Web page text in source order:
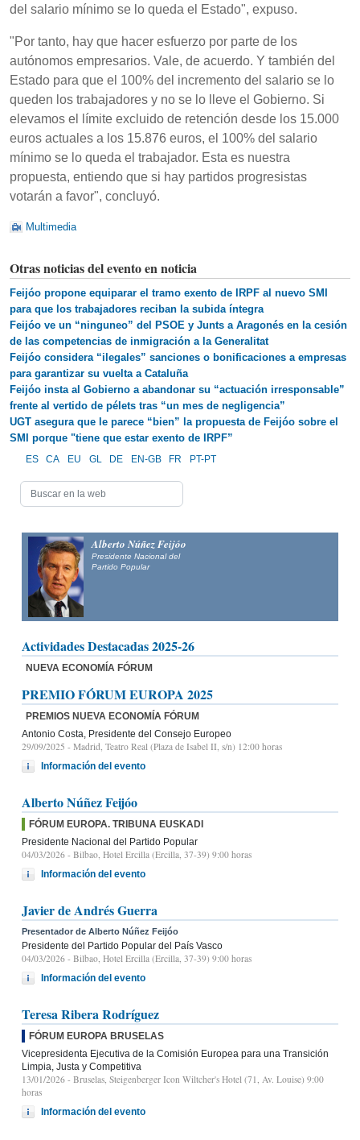
del salario mínimo se lo queda el Estado", expuso.
"Por tanto, hay que hacer esfuerzo por parte de los
autónomos empresarios. Vale, de acuerdo. Y también del
Estado para que el 100% del incremento del salario se lo
queden los trabajadores y no se lo lleve el Gobierno. Si
elevamos el límite excluido de retención desde los 15.000
euros actuales a los 15.876 euros, el 100% del salario
mínimo se lo queda el trabajador. Esta es nuestra
propuesta, entiendo que si hay partidos progresistas
votarán a favor", concluyó.
Multimedia
Otras noticias del evento en noticia
Feijóo propone equiparar el tramo exento de IRPF al nuevo SMI
para que los trabajadores reciban la subida íntegra
Feijóo ve un “ninguneo” del PSOE y Junts a Aragonés en la cesión
de las competencias de inmigración a la Generalitat
Feijóo considera “ilegales” sanciones o bonificaciones a empresas
para garantizar su vuelta a Cataluña
Feijóo insta al Gobierno a abandonar su “actuación irresponsable”
frente al vertido de pélets tras “un mes de negligencia”
UGT asegura que le parece “bien” la propuesta de Feijóo sobre el
SMI porque "tiene que estar exento de IRPF”
ES CA EU GL DE EN-GB FR PT-PT
Alberto Núñez Feijóo
Presidente Nacional del
Partido Popular
Actividades Destacadas 2025-26
NUEVA ECONOMÍA FÓRUM
PREMIO FÓRUM EUROPA 2025
PREMIOS NUEVA ECONOMÍA FÓRUM
Antonio Costa, Presidente del Consejo Europeo
29/09/2025 - Madrid, Teatro Real (Plaza de Isabel II, s/n) 12:00 horas
Información del evento
Alberto Núñez Feijóo
FÓRUM EUROPA. TRIBUNA EUSKADI
Presidente Nacional del Partido Popular
04/03/2026 - Bilbao, Hotel Ercilla (Ercilla, 37-39) 9:00 horas
Información del evento
Javier de Andrés Guerra
Presentador de Alberto Núñez Feijóo
Presidente del Partido Popular del País Vasco
04/03/2026 - Bilbao, Hotel Ercilla (Ercilla, 37-39) 9:00 horas
Información del evento
Teresa Ribera Rodríguez
FÓRUM EUROPA BRUSELAS
Vicepresidenta Ejecutiva de la Comisión Europea para una Transición
Limpia, Justa y Competitiva
13/01/2026 - Bruselas, Steigenberger Icon Wiltcher's Hotel (71, Av. Louise) 9:00
horas
Información del evento